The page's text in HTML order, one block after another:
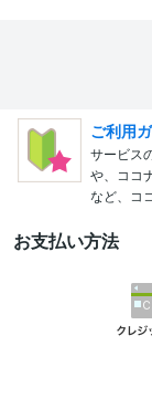
ご利用
サービス
や、ココ
など、コ
お支払い方法